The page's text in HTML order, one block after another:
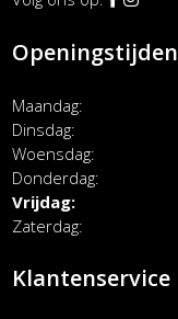
Openingstijden
Maandag
Dinsdag
Woensdag
Donderdag
Vrijdag
Zaterdag
Klantenservice